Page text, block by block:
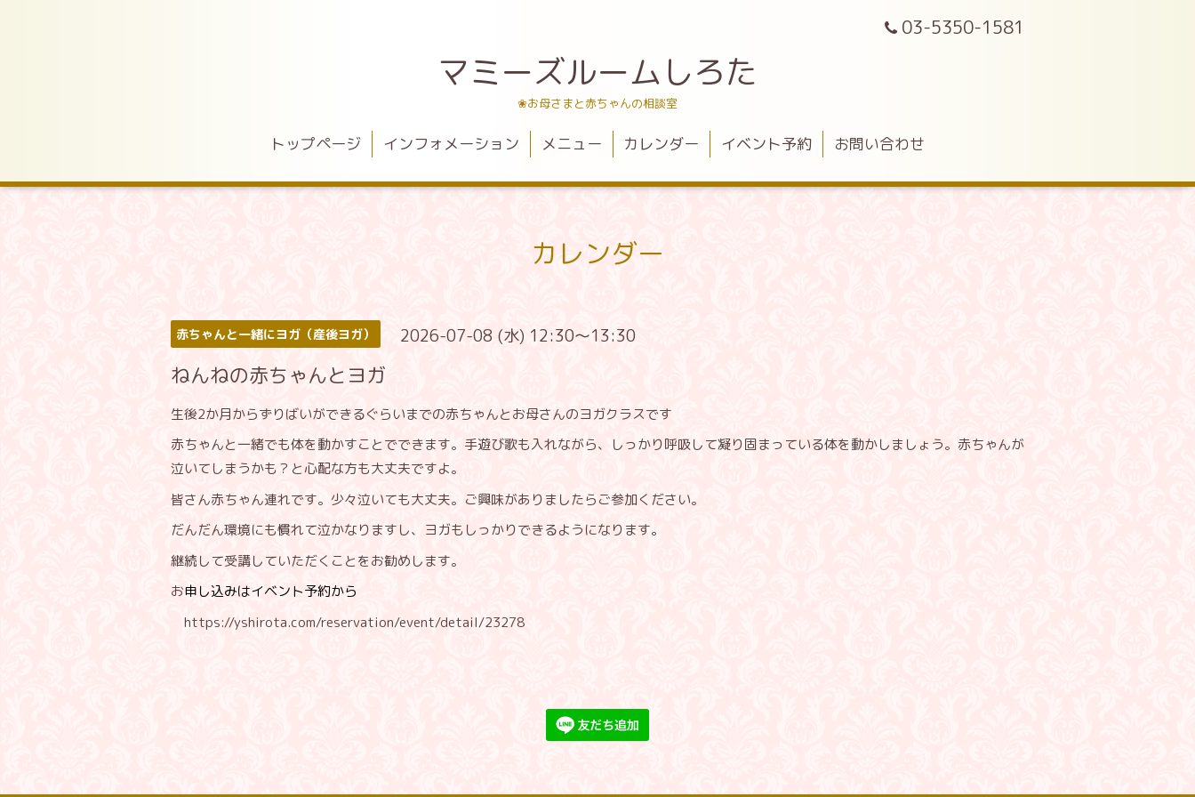
03-5350-1581
マミーズルームしろた
❀お母さまと赤ちゃんの相談室
トップページ インフォメーション メニュー カレンダー イベント予約 お問い合わせ
カレンダー
赤ちゃんと一緒にヨガ（産後ヨガ） 2026-07-08 (水) 12:30～13:30
ねんねの赤ちゃんとヨガ
生後2か月からずりばいができるぐらいまでの赤ちゃんとお母さんのヨガクラスです
赤ちゃんと一緒でも体を動かすことでできます。手遊び歌も入れながら、しっかり呼吸して凝り固まっている体を動かしましょう。赤ちゃんが
泣いてしまうかも？と心配な方も大丈夫ですよ。
皆さん赤ちゃん連れです。少々泣いても大丈夫。ご興味がありましたらご参加ください。
だんだん環境にも慣れて泣かなりますし、ヨガもしっかりできるようになります。
継続して受講していただくことをお勧めします。
お申し込みはイベント予約から
https://yshirota.com/reservation/event/detail/23278